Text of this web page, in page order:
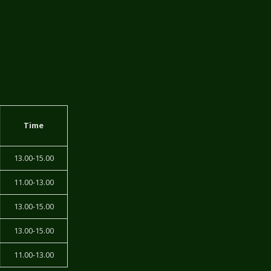
Time
13.00-15.00
11.00-13.00
13.00-15.00
13.00-15.00
11.00-13.00